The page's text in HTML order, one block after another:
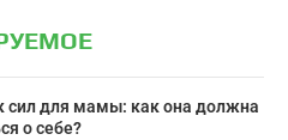
сил для мамы: как она должна
о себе?